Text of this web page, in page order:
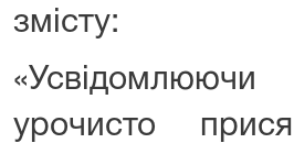
змісту:
урочисто